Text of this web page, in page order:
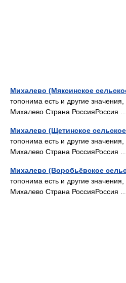
Михалево (Мяксинское
топонима есть и другие
Михалево Страна РоссияРоссия
Михалево (Щетинское
топонима есть и другие
Михалево Страна РоссияРоссия
Михалево (Воробьёвское
топонима есть и другие
Михалево Страна РоссияРоссия